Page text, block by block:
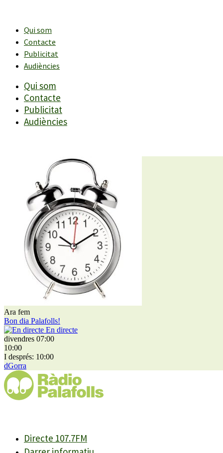
contingutQui som
Contacte
Publicitat
Audiències
Qui som
Contacte
Publicitat
Audiències
Ara fem
Bon dia Palafolls!
En directe
divendres 07:00
10:00
I després: 10:00
dGorra
Directe 107.7FM